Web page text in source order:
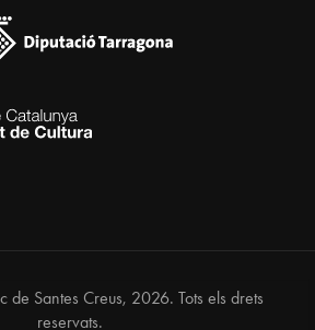
de Santes Creus, 2026. Tots els drets
reservats.